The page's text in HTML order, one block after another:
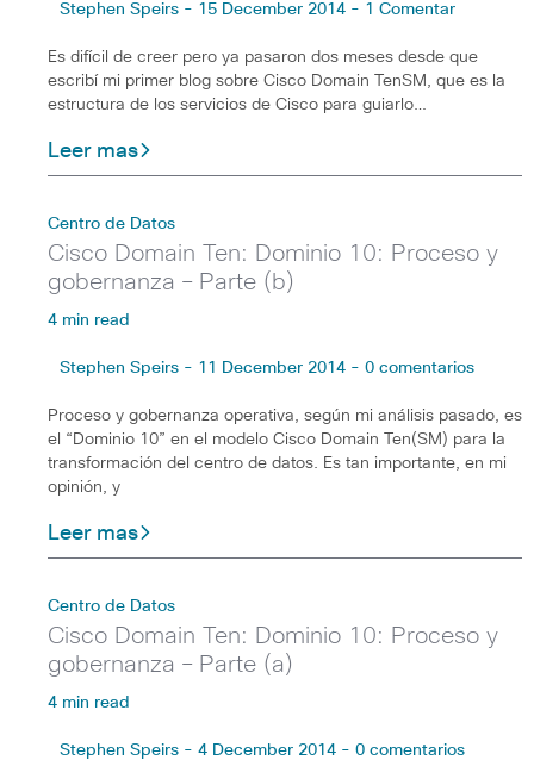
Stephen Speirs - 15 December 2014 - 1 Comentar
Es difícil de creer pero ya pasaron dos meses desde que
escribí mi primer blog sobre Cisco Domain TenSM, que es la
estructura de los servicios de Cisco para guiarlo…
Leer mas
Centro de Datos
Cisco Domain Ten: Dominio 10: Proceso y
gobernanza – Parte (b)
4 min read
Stephen Speirs - 11 December 2014 - 0 comentarios
Proceso y gobernanza operativa, según mi análisis pasado, es
el “Dominio 10” en el modelo Cisco Domain Ten(SM) para la
transformación del centro de datos. Es tan importante, en mi
opinión, y
Leer mas
Centro de Datos
Cisco Domain Ten: Dominio 10: Proceso y
gobernanza – Parte (a)
4 min read
Stephen Speirs - 4 December 2014 - 0 comentarios